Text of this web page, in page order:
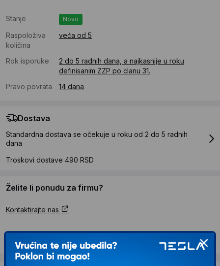
Stanje Novo
Raspoloživa
količina
veća od 5
Rok isporuke
2 do 5 radnih dana, a najkasnije u roku
definisanim ZZP po clanu 31.
Pravo povrata
14 dana
Dostava
Standardna dostava se očekuje u roku od 2 do 5 radnih
dana
Troskovi dostave 490 RSD
Želite li ponudu za firmu?
Kontaktirajte nas
Opis proizvoda DELL SE2726H 144Hz IPS